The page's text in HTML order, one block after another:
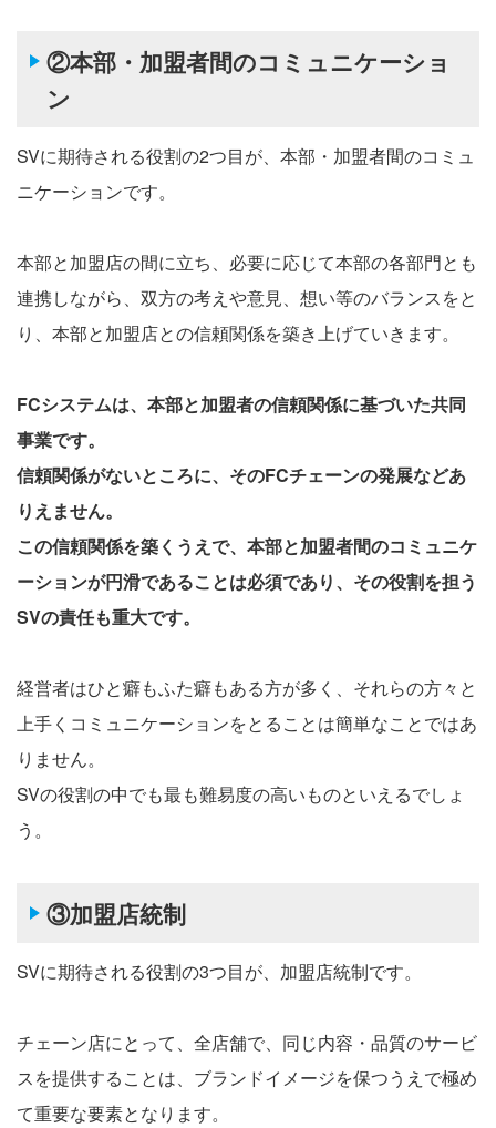
②本部・加盟者間のコミュニケーショ
ン
SVに期待される役割の2つ目が、本部・加盟者間のコミュ
ニケーションです。
本部と加盟店の間に立ち、必要に応じて本部の各部門とも
連携しながら、双方の考えや意見、想い等のバランスをと
り、本部と加盟店との信頼関係を築き上げていきます。
FCシステムは、本部と加盟者の信頼関係に基づいた共同
事業です。
信頼関係がないところに、そのFCチェーンの発展などあ
りえません。
この信頼関係を築くうえで、本部と加盟者間のコミュニケ
ーションが円滑であることは必須であり、その役割を担う
SVの責任も重大です。
経営者はひと癖もふた癖もある方が多く、それらの方々と
上手くコミュニケーションをとることは簡単なことではあ
りません。
SVの役割の中でも最も難易度の高いものといえるでしょ
う。
③加盟店統制
SVに期待される役割の3つ目が、加盟店統制です。
チェーン店にとって、全店舗で、同じ内容・品質のサービ
スを提供することは、ブランドイメージを保つうえで極め
て重要な要素となります。